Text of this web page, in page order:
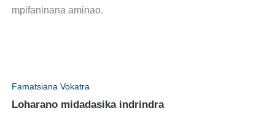
mpifaninana aminao.
Famatsiana Vokatra
Loharano midadasika indrindra